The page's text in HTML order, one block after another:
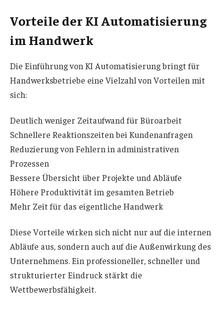
Vorteile der KI Automatisierung
im Handwerk
Die Einführung von KI Automatisierung bringt für
Handwerksbetriebe eine Vielzahl von Vorteilen mit
sich:
Deutlich weniger Zeitaufwand für Büroarbeit
Schnellere Reaktionszeiten bei Kundenanfragen
Reduzierung von Fehlern in administrativen
Prozessen
Bessere Übersicht über Projekte und Abläufe
Höhere Produktivität im gesamten Betrieb
Mehr Zeit für das eigentliche Handwerk
Diese Vorteile wirken sich nicht nur auf die internen
Abläufe aus, sondern auch auf die Außenwirkung des
Unternehmens. Ein professioneller, schneller und
strukturierter Eindruck stärkt die
Wettbewerbsfähigkeit.